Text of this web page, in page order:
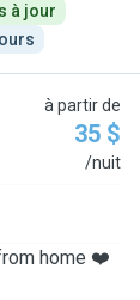
à jour
à partir de
35 $
/nuit
home ❤️